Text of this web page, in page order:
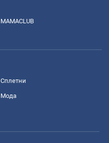
MAMACLUB
Сплетни
Мода